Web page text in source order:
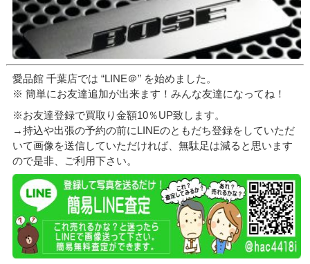
愛品館 千葉店では “LINE＠” を始めました。
※ 簡単にお友達追加が出来ます！みんな友達になってね！
※お友達登録で買取り金額10％UP致します。
→持込や出張の予約の前にLINEのともだち登録をしていただ
いて画像を送信していただければ、無駄足は減ると思います
ので是非、ご利用下さい。